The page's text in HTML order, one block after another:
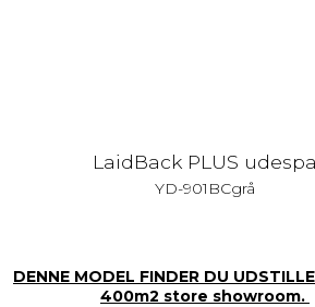
LaidBack PLUS udespa
YD-901BCgrå
DENNE MODEL FINDER DU
400m2 store showroom.